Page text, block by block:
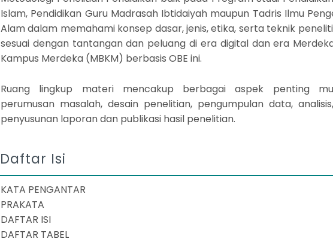
Islam, Pendidikan Guru Madrasah Ibtidaiyah maupun Tadris Ilmu
Alam dalam memahami konsep dasar, jenis, etika, serta teknik
sesuai dengan tantangan dan peluang di era digital dan era
Kampus Merdeka (MBKM) berbasis OBE ini.
Ruang lingkup materi mencakup berbagai aspek penting
perumusan masalah, desain penelitian, pengumpulan data,
penyusunan laporan dan publikasi hasil penelitian.
Daftar Isi
KATA PENGANTAR
PRAKATA
DAFTAR ISI
DAFTAR TABEL